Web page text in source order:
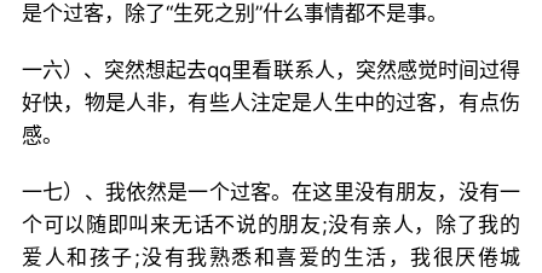
是个过客，除了“生死之别”什么事情都不是事。
一六）、突然想起去qq里看联系人，突然感觉时间过得
好快，物是人非，有些人注定是人生中的过客，有点伤
感。
一七）、我依然是一个过客。在这里没有朋友，没有一
个可以随即叫来无话不说的朋友;没有亲人，除了我的
爱人和孩子;没有我熟悉和喜爱的生活，我很厌倦城